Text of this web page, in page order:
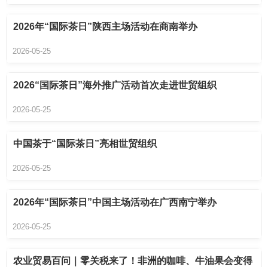
2026年“国际茶日”陕西主场活动在商南举办
2026-05-25
2026“国际茶日”海外推广活动首次走进世贸组织
2026-05-25
中国茶于“国际茶日”亮相世贸组织
2026-05-25
2026年“国际茶日”中国主场活动在广西南宁举办
2026-05-25
农业贸易百问｜零关税来了！非洲的咖啡、牛油果会变得